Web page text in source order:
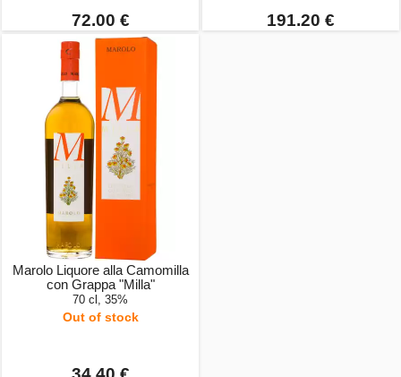
72.00 € 191.20 €
Marolo Liquore alla Camomilla
con Grappa "Milla"
70 cl, 35%
Out of stock